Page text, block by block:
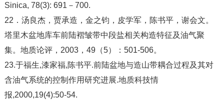
Sinica, 78(3): 691－700.
22．汤良杰，贾承造，金之钧，皮学军，陈书平，谢会文。
塔里木盆地库车前陆褶皱带中段盐相关构造特征及油气聚
集。地质论评，2003，49（5）：501-506。
23.于福生,漆家福,陈书平.前陆盆地与造山带耦合过程及其对
含油气系统的控制作用研究进展.地质科技情
报,2000,19(4):50-54.